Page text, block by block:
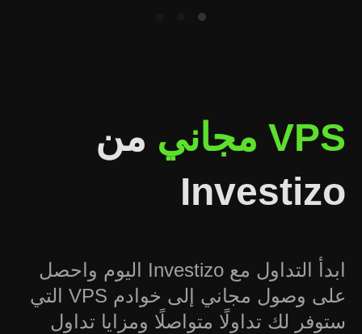
VPS مجاني
من
Investizo
ابدأ التداول مع Investizo اليوم واحصل
على وصول مجاني إلى خوادم VPS التي
ستوفر لك تداولًا متواصلًا ومزايا تداول